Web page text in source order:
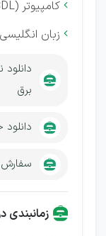
 کامپیوتر (ICDL) (
 زبان
برق
زمانبندی